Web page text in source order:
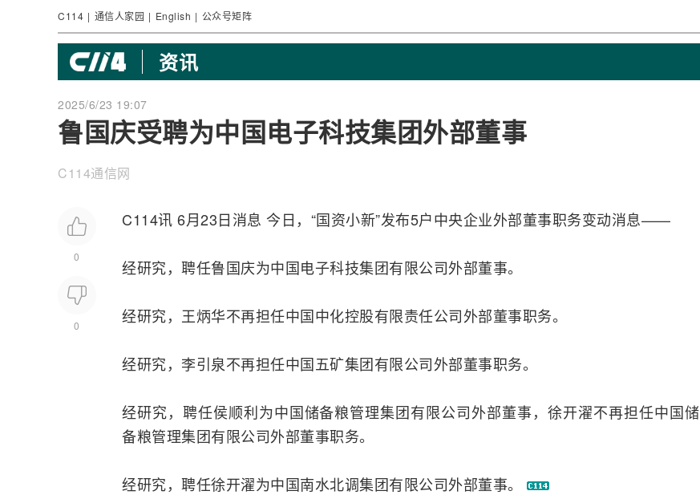
C114 | 通信人家园 | English | 公众号矩阵
资讯
2025/6/23 19:07
鲁国庆受聘为中国电子科技集团外部董事
C114通信网
0
0
C114讯 6月23日消息 今日，“国资小新”发布5户中央企业外部董事职务变动消息——
经研究，聘任鲁国庆为中国电子科技集团有限公司外部董事。
经研究，王炳华不再担任中国中化控股有限责任公司外部董事职务。
经研究，李引泉不再担任中国五矿集团有限公司外部董事职务。
经研究，聘任侯顺利为中国储备粮管理集团有限公司外部董事，徐开濯不再担任中国储
备粮管理集团有限公司外部董事职务。
经研究，聘任徐开濯为中国南水北调集团有限公司外部董事。